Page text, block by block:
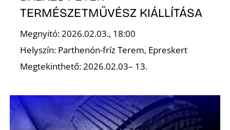
TERMÉSZETMŰVÉSZ KIÁLLÍTÁSA
Megnyitó: 2026.02.03., 18:00
Helyszín: Parthenón-fríz Terem, Epreskert
Megtekinthető: 2026.02.03– 13.